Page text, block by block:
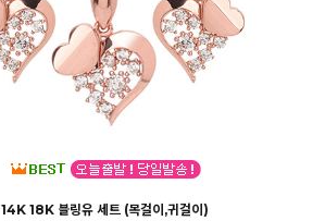
14K 18K 블링유 세트 (목걸이,귀걸이)